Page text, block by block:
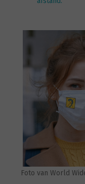
Foto van World